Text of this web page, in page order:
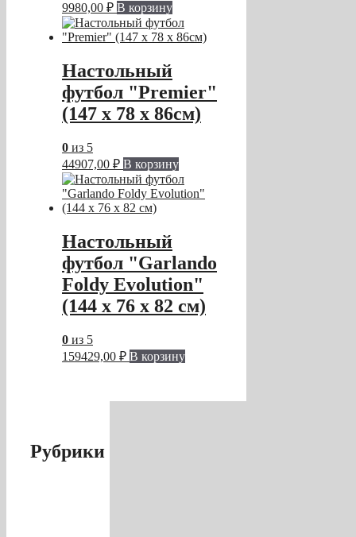
9980,00 ₽ В корзину
Настольный
футбол "Premier"
(147 x 78 x 86см)
0 из 5
44907,00 ₽ В корзину
Настольный
футбол "Garlando
Foldy Evolution"
(144 x 76 x 82 см)
0 из 5
159429,00 ₽ В корзину
Рубрики